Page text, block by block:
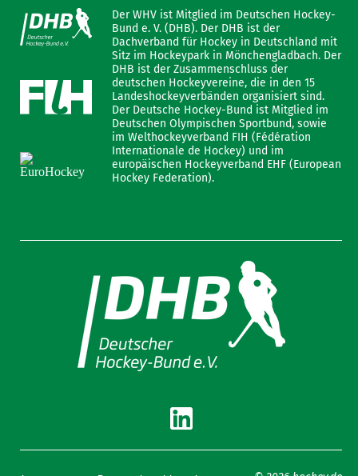
Der WHV ist Mitglied im Deutschen Hockey-
Bund e. V. (DHB). Der DHB ist der
Dachverband für Hockey in Deutschland mit
Sitz im Hockeypark in Mönchengladbach. Der
DHB ist der Zusammenschluss der
deutschen Hockeyvereine, die in den 15
Landeshockeyverbänden organisiert sind.
Der Deutsche Hockey-Bund ist Mitglied im
Deutschen Olympischen Sportbund, sowie
im Welthockeyverband FIH (Fédération
Internationale de Hockey) und im
europäischen Hockeyverband EHF (European
Hockey Federation).